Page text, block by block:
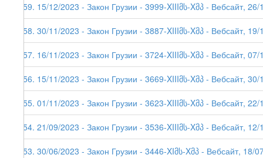
259. 15/12/2023 - Закон Грузии - 3999-XIIIმს-Xმპ - Вебсайт,
258. 30/11/2023 - Закон Грузии - 3887-XIIIმს-Xმპ - Вебсайт,
257. 16/11/2023 - Закон Грузии - 3724-XIIIმს-Xმპ - Вебсайт,
256. 15/11/2023 - Закон Грузии - 3669-XIIIმს-Xმპ - Вебсайт,
255. 01/11/2023 - Закон Грузии - 3623-XIIIმს-Xმპ - Вебсайт,
254. 21/09/2023 - Закон Грузии - 3536-XIIIმს-Xმპ - Вебсайт,
253. 30/06/2023 - Закон Грузии - 3446-XIმს-Xმპ - Вебсайт, 18/